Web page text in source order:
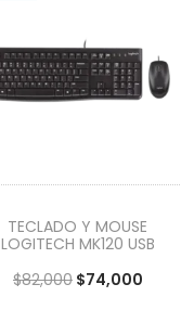
TECLADO Y MOUSE
LOGITECH MK120 USB
$82,000 $74,000